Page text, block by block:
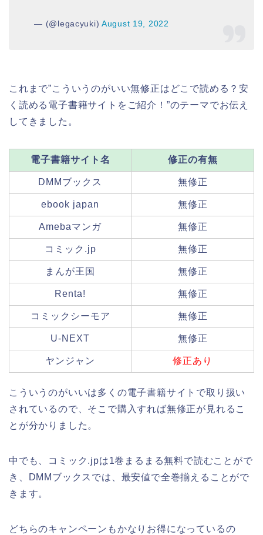
— (@legacyuki) August 19, 2022
これまで”こういうのがいい無修正はどこで読める？安
く読める電子書籍サイトをご紹介！”のテーマでお伝え
してきました。
電子書籍サイト名 修正の有無
DMMブックス 無修正
ebook japan 無修正
Amebaマンガ 無修正
コミック.jp 無修正
まんが王国 無修正
Renta! 無修正
コミックシーモア 無修正
U-NEXT 無修正
ヤンジャン 修正あり
こういうのがいいは多くの電子書籍サイトで取り扱い
されているので、そこで購入すれば無修正が見れるこ
とが分かりました。
中でも、コミック.jpは1巻まるまる無料で読むことがで
き、DMMブックスでは、最安値で全巻揃えることがで
きます。
どちらのキャンペーンもかなりお得になっているの